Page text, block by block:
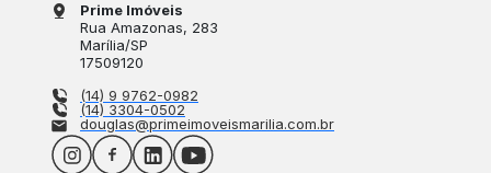
Prime Imóveis
Rua Amazonas, 283
Marília/SP
17509120
(14) 9 9762-0982
(14) 3304-0502
douglas@primeimoveismarilia.com.br